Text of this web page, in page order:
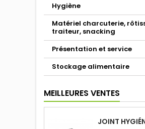
Hygiène
Matériel charcuterie,
traiteur, snacking
Présentation et service
Stockage alimentaire
MEILLEURES VENTES